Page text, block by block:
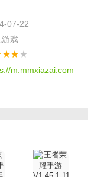
色后，您需迅速
均有明确展示，
得游戏过程变得
07-22
戏
m.mmxiazai.com